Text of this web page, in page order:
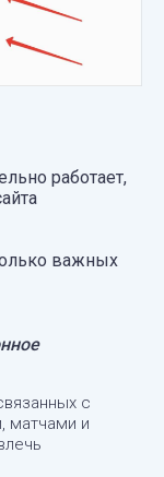
работает,
важных
с
матчами и